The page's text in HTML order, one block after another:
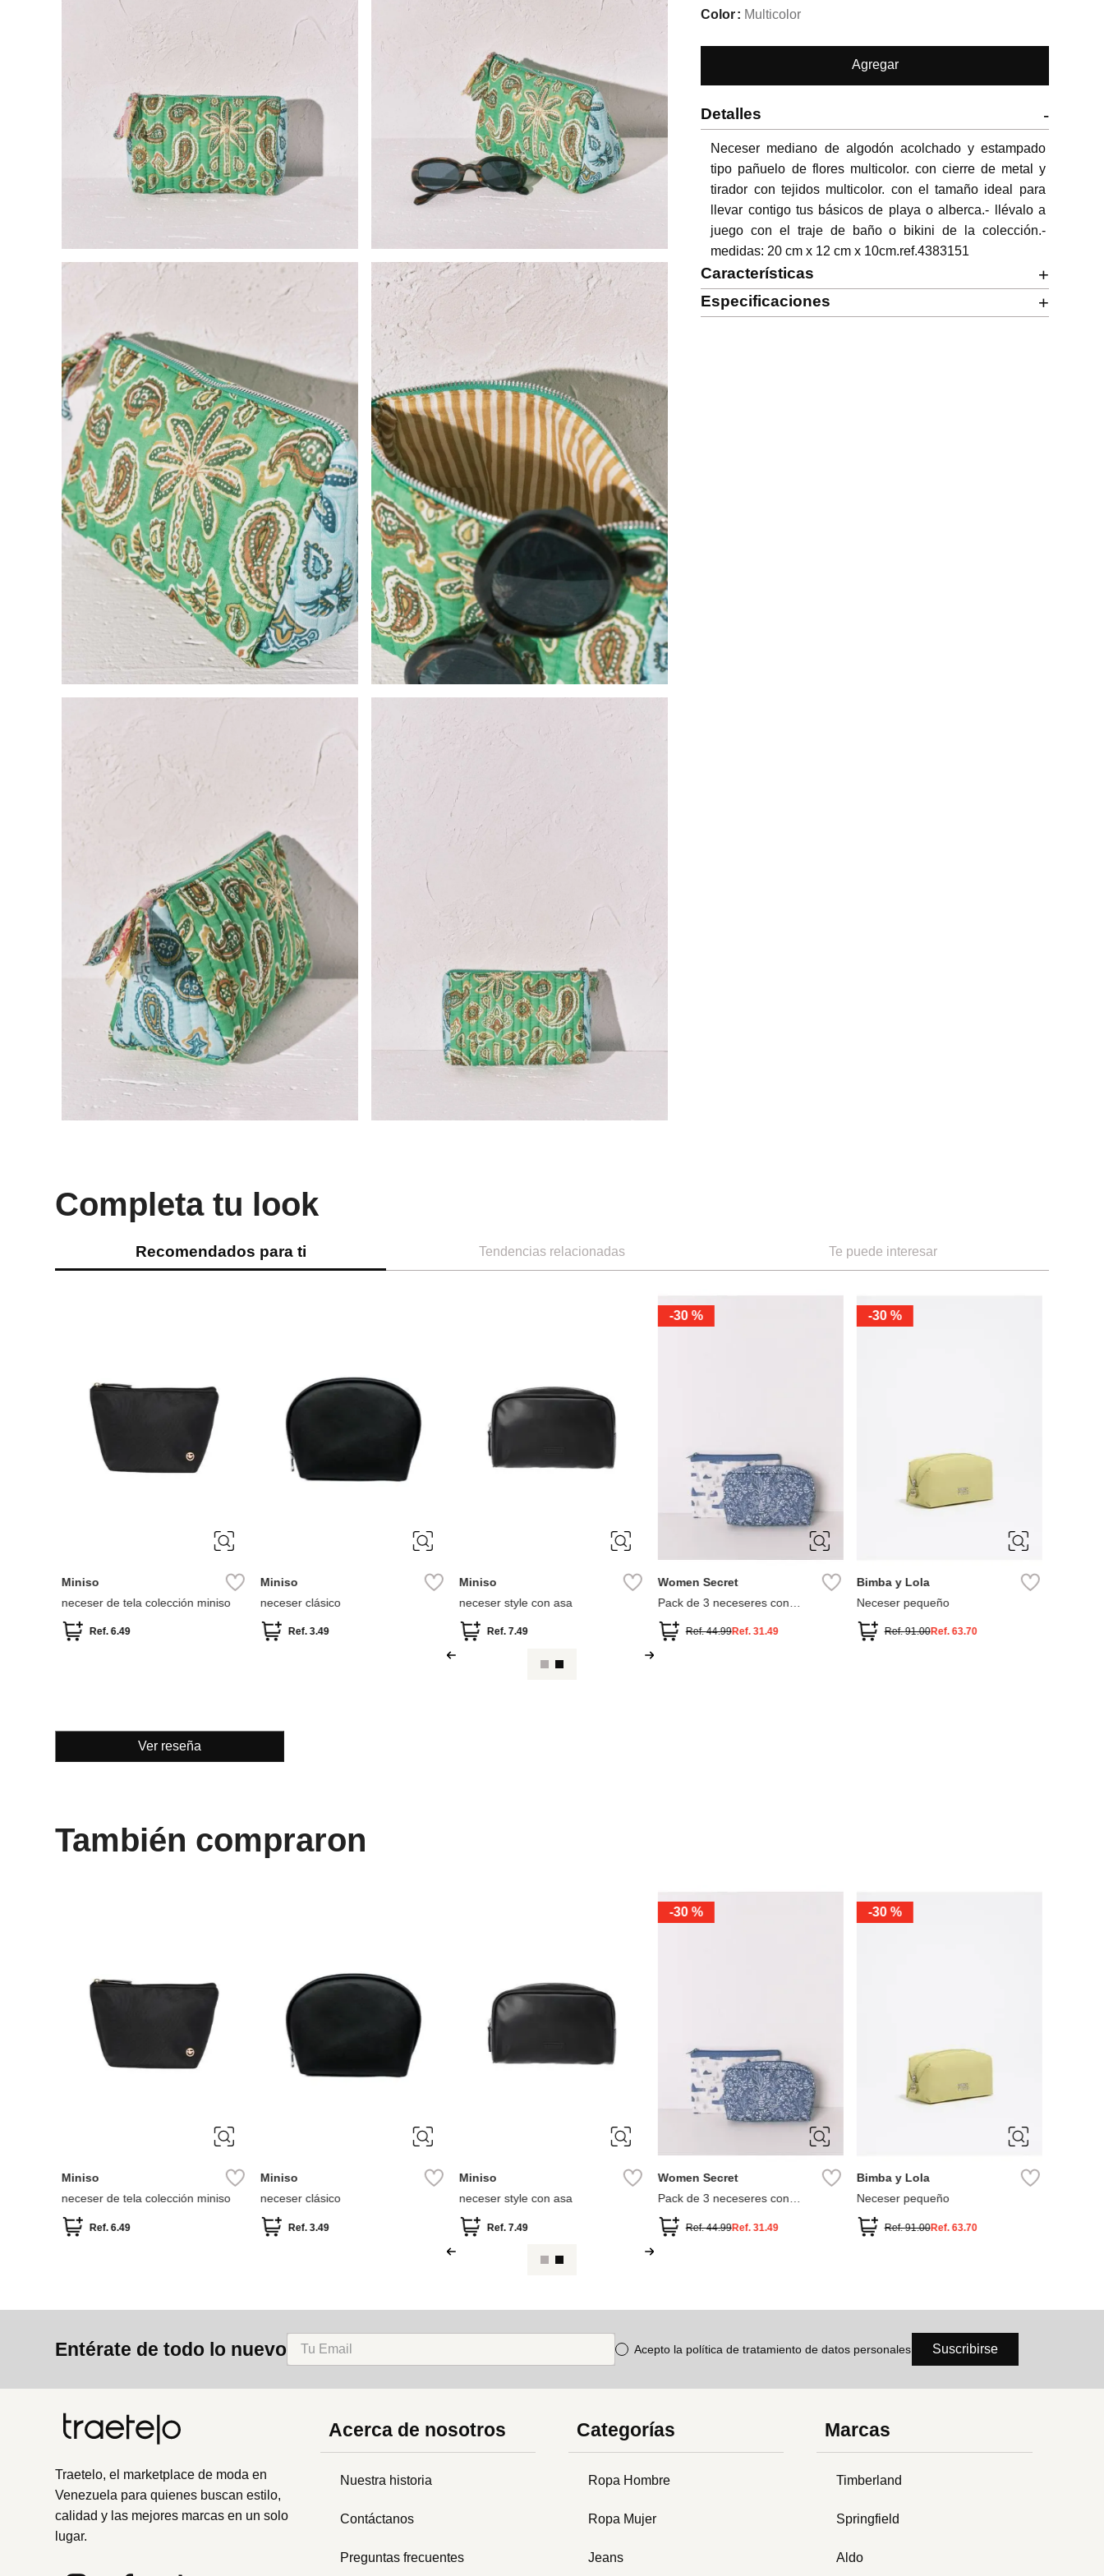
Color Multicolor
Agregar
Detalles -
Neceser mediano de algodón acolchado y estampado
tipo pañuelo de flores multicolor. con cierre de metal y
tirador con tejidos multicolor. con el tamaño ideal para
llevar contigo tus básicos de playa o alberca.- llévalo a
juego con el traje de baño o bikini de la colección.-
medidas: 20 cm x 12 cm x 10cm.ref.4383151
Características +
Especificaciones +
Completa tu look
Recomendados para ti Tendencias relacionadas Te puede interesar
Miniso
neceser de tela colección miniso
Ref.6.49
Miniso
neceser clásico
Ref. 3.49
Miniso
neceser style con asa
Ref. 7.49
-30 %
Women Secret
Pack de 3 neceseres con
Ref.44.99Ref. 31.49
-30 %
Bimba y Lola
Neceser pequeño
Ref.91.00Ref. 63.70
Ver reseña
También compraron
Miniso
neceser de tela colección miniso
Ref.6.49
Miniso
neceser clásico
Ref. 3.49
Miniso
neceser style con asa
Ref. 7.49
-30 %
Women Secret
Pack de 3 neceseres con
Ref.44.99Ref. 31.49
-30 %
Bimba y Lola
Neceser pequeño
Ref.91.00Ref. 63.70
Entérate de todo lo nuevo Acepto la política de tratamiento de datos personales Suscribirse
Traetelo, el marketplace de moda en
Venezuela para quienes buscan estilo,
calidad y las mejores marcas en un solo
lugar.
Acerca de nosotros
Nuestra historia
Contáctanos
Preguntas frecuentes
Categorías
Ropa Hombre
Ropa Mujer
Jeans
Marcas
Timberland
Springfield
Aldo
cartera
bimba lola